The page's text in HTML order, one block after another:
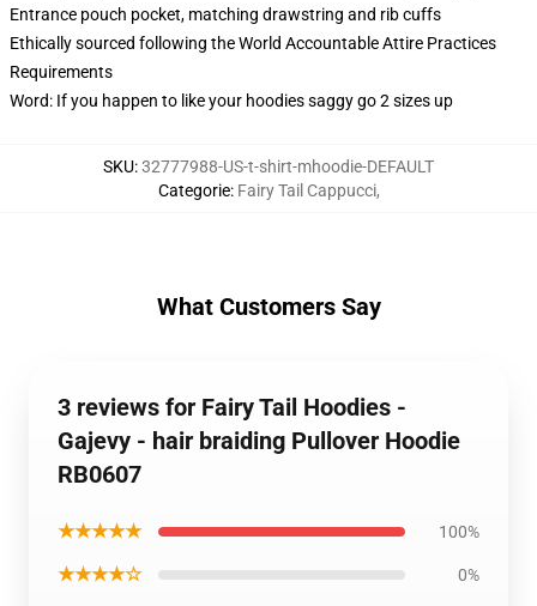
Entrance pouch pocket, matching drawstring and rib cuffs
Ethically sourced following the World Accountable Attire Practices
Requirements
Word: If you happen to like your hoodies saggy go 2 sizes up
SKU:32777988-US-t-shirt-mhoodie-DEFAULT
Categorie: Fairy Tail Cappucci,
What Customers Say
3 reviews for Fairy Tail Hoodies -
Gajevy - hair braiding Pullover Hoodie
RB0607
★★★★★ 100%
★★★★☆ 0%